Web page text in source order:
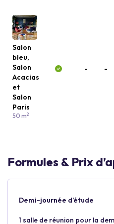
Salon
bleu,
Salon
Acacias
et
Salon
Paris
50 m2
- -
Formules & Prix
Demi-journée d’étude
1 salle de réunion pour la